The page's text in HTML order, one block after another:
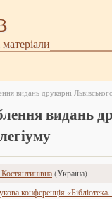
видань друкарні
видань
(Україна)
конференція